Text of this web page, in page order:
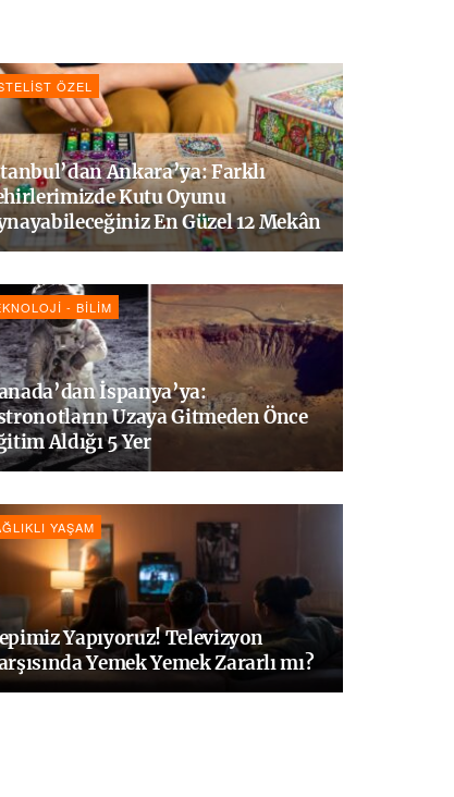
ÖZEL
Ankara’ya: Farklı
Kutu Oyunu
En Güzel 12 Mekân
- BILIM
İspanya’ya:
Uzaya Gitmeden Önce
Aldığı 5 Yer
YAŞAM
Yapıyoruz! Televizyon
Yemek Yemek Zararlı mı?